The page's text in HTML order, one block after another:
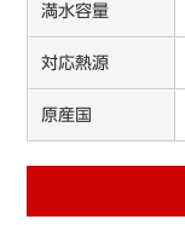
満水容量
対応熱源
原産国